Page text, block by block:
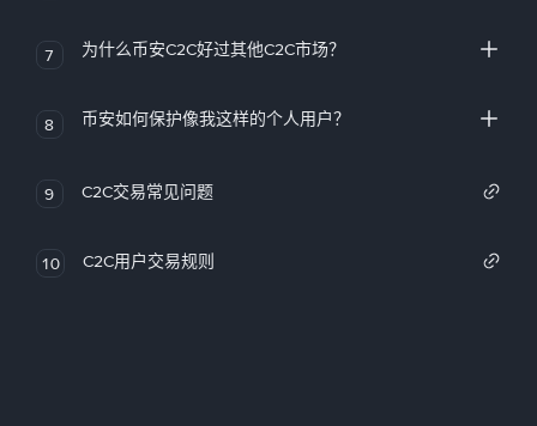
7 为什么币安C2C好过其他C2C市场？
8 币安如何保护像我这样的个人用户？
9 C2C交易常见问题
10 C2C用户交易规则